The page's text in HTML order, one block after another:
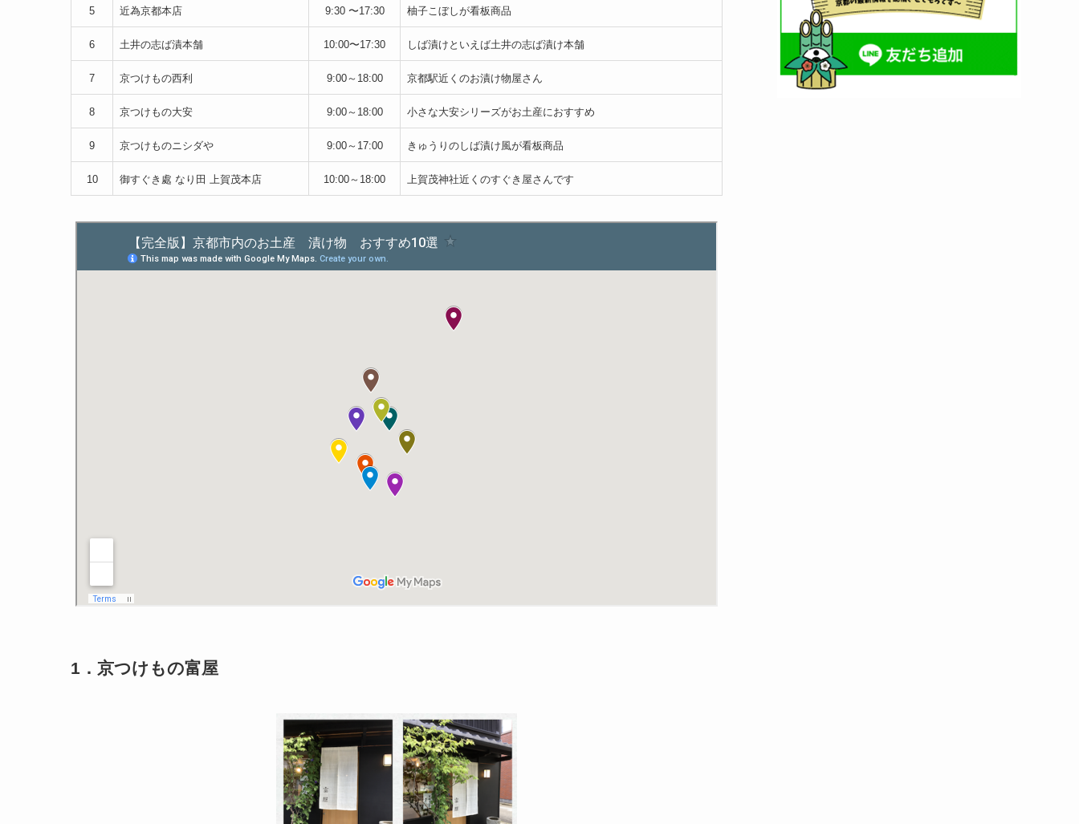
5 近為京都本店 9:30 〜17:30 柚子こぼしが看板商品
6 土井の志ば漬本舗 10:00〜17:30 しば漬けといえば土井の志ば漬け本舗
7 京つけもの西利 9:00～18:00 京都駅近くのお漬け物屋さん
8 京つけもの大安 9:00～18:00 小さな大安シリーズがお土産におすすめ
9 京つけものニシダや 9:00～17:00 きゅうりのしば漬け風が看板商品
10 御すぐき處 なり田 上賀茂本店 10:00～18:00 上賀茂神社近くのすぐき屋さんです
1．京つけもの富屋